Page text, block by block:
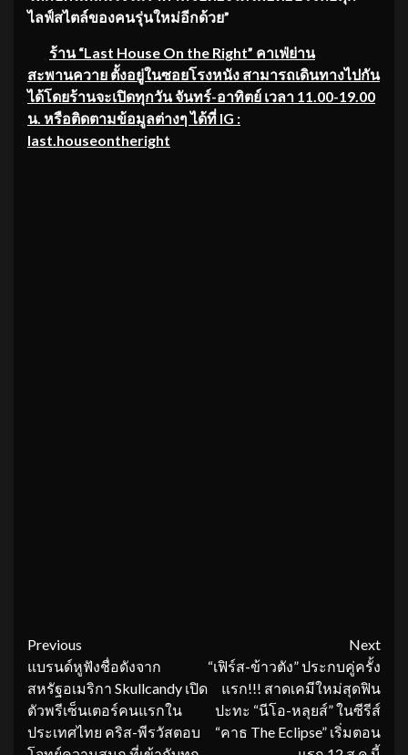
ไลฟ์สไตล์ของคนรุ่นใหม่อีกด้วย”
ร้าน “Last House On the Right” คาเฟ่ย่าน
สะพานควาย ตั้งอยู่ในซอยโรงหนัง สามารถเดินทางไปกัน
ได้โดยร้านจะเปิดทุกวัน จันทร์-อาทิตย์ เวลา 11.00-19.00
น. หรือติดตามข้อมูลต่างๆ ได้ที่ IG :
last.houseontheright
Continue
Reading
Previous
แบรนด์หูฟังชื่อดังจาก
สหรัฐอเมริกา Skullcandy เปิด
ตัวพรีเซ็นเตอร์คนแรกใน
ประเทศไทย คริส-พีรวัสตอบ
Next
“เฟิร์ส-ข้าวตัง” ประกบคู่ครั้ง
แรก!!! สาดเคมีใหม่สุดฟิน
ปะทะ “นีโอ-หลุยส์” ในซีรีส์
“คาธ The Eclipse” เริ่มตอน